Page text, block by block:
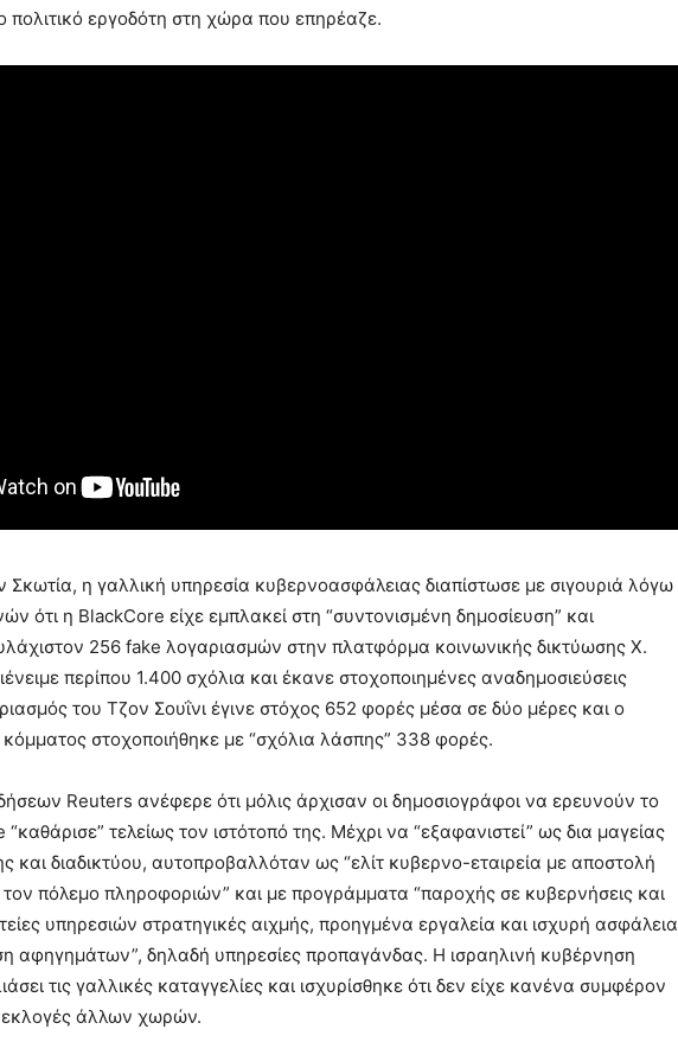
πολιτικό εργοδότη στη χώρα που επηρέαζε.
η γαλλική υπηρεσία κυβερνοασφάλειας διαπίστωσε με σιγουριά λόγω
ότι η BlackCore είχε εμπλακεί στη “συντονισμένη δημοσίευση” και
256 fake λογαριασμών στην πλατφόρμα κοινωνικής δικτύωσης X.
περίπου 1.400 σχόλια και έκανε στοχοποιημένες αναδημοσιεύσεις
του Τζον Σουΐνι έγινε στόχος 652 φορές μέσα σε δύο μέρες και ο
στοχοποιήθηκε με “σχόλια λάσπης” 338 φορές.
Reuters ανέφερε ότι μόλις άρχισαν οι δημοσιογράφοι να ερευνούν το
τελείως τον ιστότοπό της. Μέχρι να “εξαφανιστεί” ως δια μαγείας
και διαδικτύου, αυτοπροβαλλόταν ως “ελίτ κυβερνο-εταιρεία με αποστολή
τον πόλεμο πληροφοριών” και με προγράμματα “παροχής σε κυβερνήσεις και
υπηρεσιών στρατηγικές αιχμής, προηγμένα εργαλεία και ισχυρή ασφάλεια
αφηγημάτων”, δηλαδή υπηρεσίες προπαγάνδας. Η ισραηλινή κυβέρνηση
τις γαλλικές καταγγελίες και ισχυρίσθηκε ότι δεν είχε κανένα συμφέρον
εκλογές άλλων χωρών.